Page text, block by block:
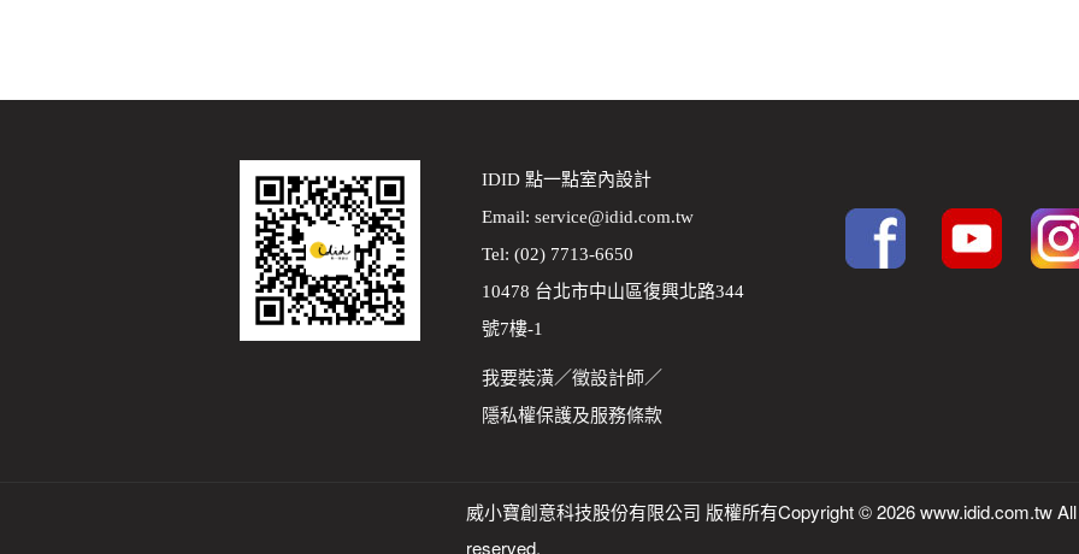
IDID 點一點室內設計
Email: service@idid.com.tw
Tel: (02) 7713-6650
10478 台北市中山區復興北路344
號7樓-1
我要裝潢／徵設計師／
隱私權保護及服務條款
威小寶創意科技股份有限公司 版權所有Copyright © 2026 www.idid.com.tw
reserved.